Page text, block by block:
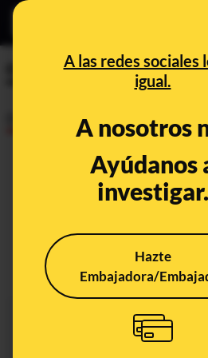
A las redes sociales
igual.
A nosotros
Ayúdanos
investigar.
Hazte
Embajadora/
coronavirrus
No, militares
guerra total contra la
mundial para